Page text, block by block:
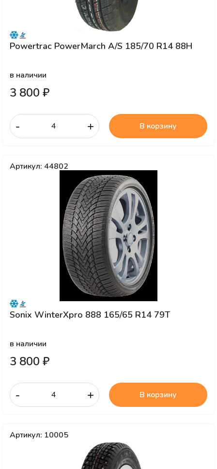
Powertrac PowerMarch A/S 185/70 R14 88H
в наличии
3 800 ₽
- + В корзину
Артикул: 44802
Sonix WinterXpro 888 165/65 R14 79T
в наличии
3 800 ₽
- + В корзину
Артикул: 10005